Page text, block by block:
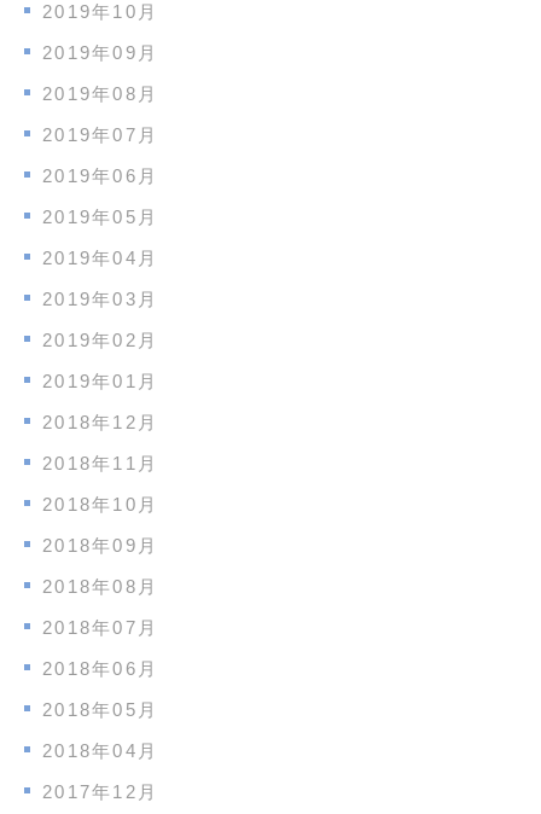
2019年10月
2019年09月
2019年08月
2019年07月
2019年06月
2019年05月
2019年04月
2019年03月
2019年02月
2019年01月
2018年12月
2018年11月
2018年10月
2018年09月
2018年08月
2018年07月
2018年06月
2018年05月
2018年04月
2017年12月